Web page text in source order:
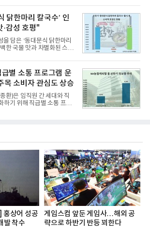
8세대 완전변경 모델로, ▲정
완성한 파격적인 디자인 ▲
확대된 차체 제원 ▲글로벌
과 효율을 동시에 높인 주
디지털 사양 적용 등을 통해
로운 기준을 세웠다.아반떼
브리드 두 가지 파워트레인
닭한마리 칼국수’ 인
·감성 호평"
담은 ‘동대문식 닭한마리
한 국물 맛과 차별화된 스토
칼국수’는 예상을 뛰어넘는
난 7월 13일 첫 선을 보인 지
50만 개를 돌파하는 성과를
개발진이 전국의 닭한마리
최적의 육수 비율을 완성
서도 깊은 닭육수에 마늘의
국물이 잘 배어들면서도 쫄
별 소통 프로그램 운
소비자 관심도 상승
환)은 임직원 간 세대와 직
하기 위해 직급별 소통 프로
년 새로이(e)＊가 공동 주관
이(e)는 NH농협캐피탈 MZ
성된 자율 참여조직으로, 조
성 향상을 위한 다양한 활동
와 이로운 영향력을 조직전
홍상어 성공
발 착수
게임스컴 앞둔 게임사…해외 공
략으로 하반기 반등 꾀한다